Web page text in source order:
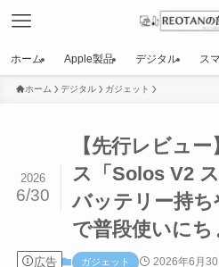
ホーム Apple製品 デジタル ス
ホーム デジタル ガジェット
【先行レビュ
ス「Solos V2
バッテリー持
で普段使いに
2026
6/30
広告 ガジェット 2026年6月30